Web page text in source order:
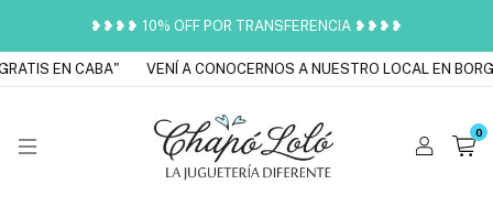
❥❥❥❥ 10% OFF POR TRANSFERENCIA ❥❥❥❥
EN CABA" VENÍ A CONOCERNOS A NUESTRO LOCAL EN
0